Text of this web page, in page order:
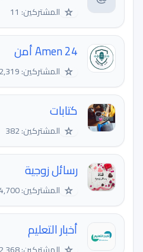
☆ المشتركين: 11
Amen 24 أمن
☆ المشتركين: 2,319
كتابات
☆ المشتركين: 382
رسائل زوجية
☆ المشتركين: 24,700
‏أخبار التعليم